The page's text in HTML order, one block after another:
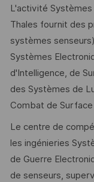
L'activité
Thales fournit des
systèmes
Systèmes
d'Intelligence, de
des Systèmes de
Combat de Surface
Le centre de
les ingénieries
de Guerre
de senseurs,